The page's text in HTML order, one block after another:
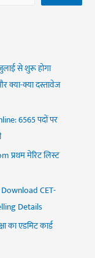
से शुरू होगा
क्या दस्तावेज
6565 पदों पर
प्रथम मेरिट लिस्ट
CET-
Details
का एडमिट कार्ड